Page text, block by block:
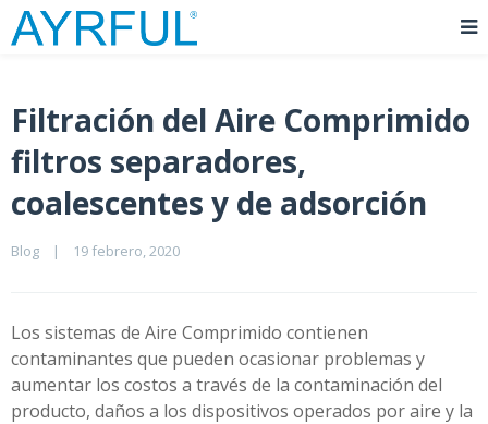
Filtración del Aire Comprimido
filtros separadores,
coalescentes y de adsorción
Blog | 19 febrero, 2020
Los sistemas de Aire Comprimido contienen
contaminantes que pueden ocasionar problemas y
aumentar los costos a través de la contaminación del
producto, daños a los dispositivos operados por aire y la